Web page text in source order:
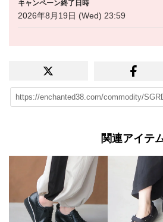
キャンペーン終了日時
2026年8月19日 (Wed) 23:59
関連アイテ